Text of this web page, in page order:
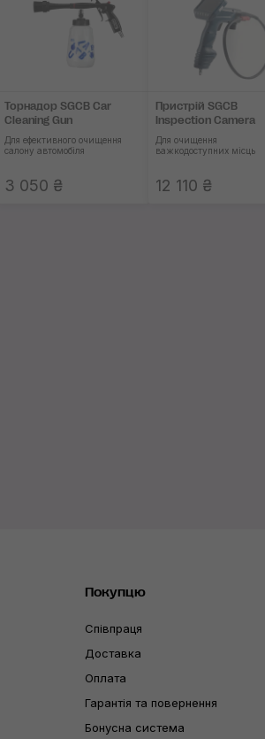
Торнадор SGCB Car
Cleaning Gun
Для ефективного очищення
салону автомобіля
3 050 ₴
Пристрій SGCB
Inspection Camera
Для очищення
важкодоступних місць
12 110 ₴
Покупцю
Співпраця
Доставка
Оплата
Гарантія та повернення
Бонусна система